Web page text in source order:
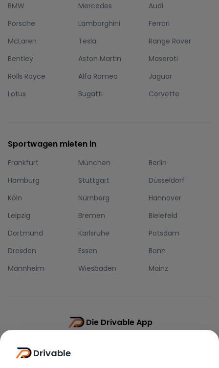
BMW Mercedes
Audi
Porsche
Lamborghini
Ferrari
McLaren
Tesla
Range Rover
Bentley
Aston Martin
Maserati
Rolls Royce
Alfa Romeo
Jaguar
Lotus
Bugatti Corvette
Sportwagen mieten in
Frankfurt München
Berlin
Hamburg
Stuttgart
Düsseldorf
Köln
Nürnberg
Hannover
Leipzig
Bremen
Bielefeld
Dortmund
Karlsruhe
Potsdam
Dresden
Essen
Bonn
Mannheim
Wiesbaden Mainz
Die Drivable App
Drivable